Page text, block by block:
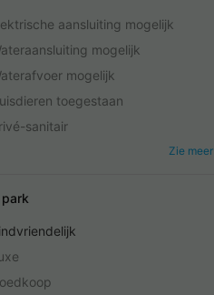
aansluiting mogelijk
mogelijk
mogelijk
toegestaan
sanitair
Zie meer